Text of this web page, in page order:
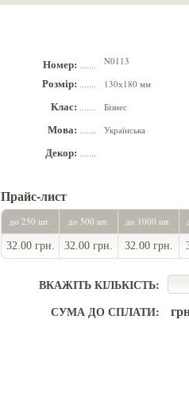
Номер: N0113
Розмір: 130х180 мм
Клас: Бізнес
Мова: Українська
Декор:
Прайс-лист
до 250 шт. до 500 шт. до 1000 шт.
32.00 грн. 32.00 грн. 32.00 грн.
ВКАЖІТЬ КІЛЬКІСТЬ:
СУМА ДО СПЛАТИ: